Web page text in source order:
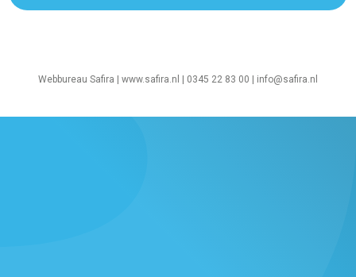
Webbureau Safira | www.safira.nl | 0345 22 83 00 | info@safira.nl